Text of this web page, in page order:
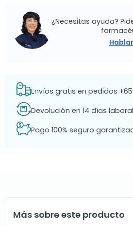
¿Necesitas ayuda?
Envíos gratis en pedidos
Devolución en 14 días
Pago 100% seguro
Más sobre este producto